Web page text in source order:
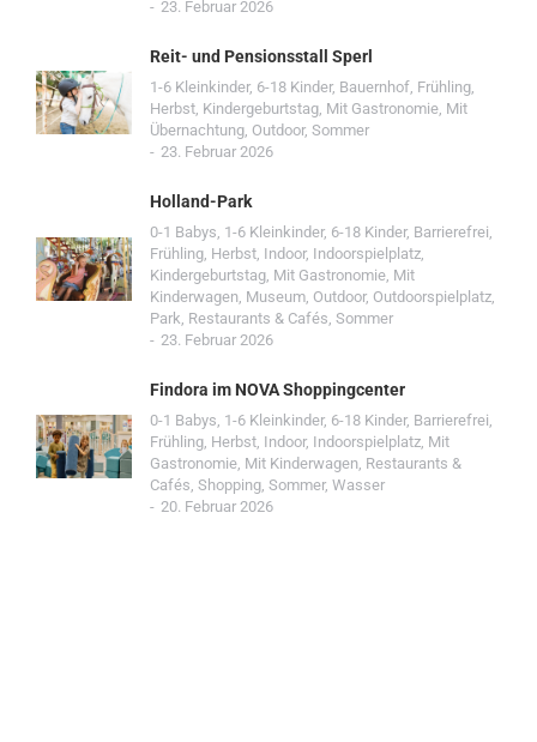
23. Februar 2026
Reit- und Pensionsstall Sperl
1-6 Kleinkinder, 6-18 Kinder, Bauernhof, Frühling,
Herbst, Kindergeburtstag, Mit Gastronomie, Mit
Übernachtung, Outdoor, Sommer
23. Februar 2026
Holland-Park
0-1 Babys, 1-6 Kleinkinder, 6-18 Kinder, Barrierefrei,
Frühling, Herbst, Indoor, Indoorspielplatz,
Kindergeburtstag, Mit Gastronomie, Mit
Kinderwagen, Museum, Outdoor, Outdoorspielplatz,
Park, Restaurants & Cafés, Sommer
23. Februar 2026
Findora im NOVA Shoppingcenter
0-1 Babys, 1-6 Kleinkinder, 6-18 Kinder, Barrierefrei,
Frühling, Herbst, Indoor, Indoorspielplatz, Mit
Gastronomie, Mit Kinderwagen, Restaurants &
Cafés, Shopping, Sommer, Wasser
20. Februar 2026